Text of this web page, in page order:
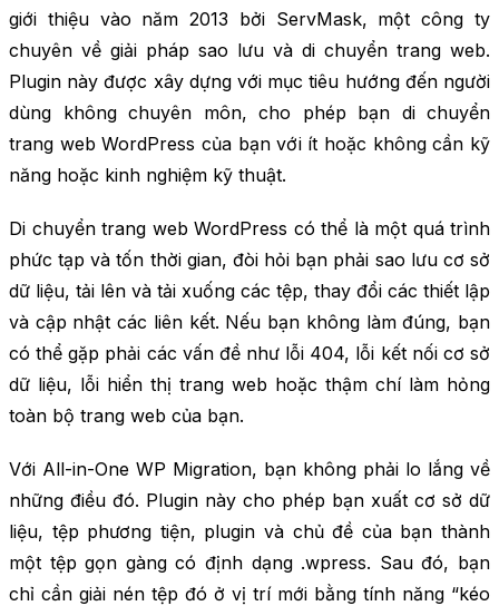
giới thiệu vào năm 2013 bởi ServMask, một công ty
chuyên về giải pháp sao lưu và di chuyển trang web.
Plugin này được xây dựng với mục tiêu hướng đến người
dùng không chuyên môn, cho phép bạn di chuyển
trang web WordPress của bạn với ít hoặc không cần kỹ
năng hoặc kinh nghiệm kỹ thuật.
Di chuyển trang web WordPress có thể là một quá trình
phức tạp và tốn thời gian, đòi hỏi bạn phải sao lưu cơ sở
dữ liệu, tải lên và tải xuống các tệp, thay đổi các thiết lập
và cập nhật các liên kết. Nếu bạn không làm đúng, bạn
có thể gặp phải các vấn đề như lỗi 404, lỗi kết nối cơ sở
dữ liệu, lỗi hiển thị trang web hoặc thậm chí làm hỏng
toàn bộ trang web của bạn.
Với All-in-One WP Migration, bạn không phải lo lắng về
những điều đó. Plugin này cho phép bạn xuất cơ sở dữ
liệu, tệp phương tiện, plugin và chủ đề của bạn thành
một tệp gọn gàng có định dạng .wpress. Sau đó, bạn
chỉ cần giải nén tệp đó ở vị trí mới bằng tính năng “kéo